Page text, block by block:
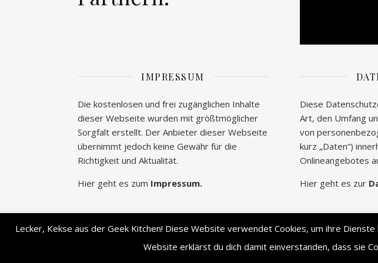
IMPRESSUM
Die kostenlosen und frei zugänglichen Inhalte
dieser Webseite wurden mit größtmöglicher
Sorgfalt erstellt. Der Anbieter dieser Webseite
übernimmt jedoch keine Gewähr für die
Richtigkeit und Aktualität.
Hier geht es zum Impressum.
Diese
Art, den Umfang
von
kurz „Daten“)
Onlineangebotes
Hier geht es zur
WP Royal.
Lecker, Kekse aus der Geek Kitchen! Diese Website verwendet Cookies, um ihre
Website erklärst du dich damit einverstanden, dass sie